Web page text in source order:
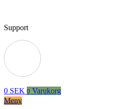
Support
0 SEK 0 Varukorg
Meny